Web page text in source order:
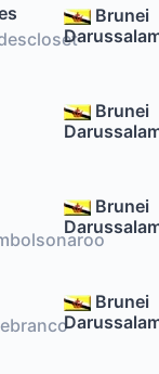
Brunei
Brunei
Brunei
Brunei